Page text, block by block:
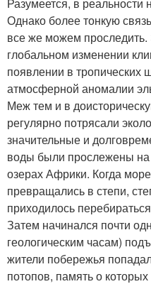
Однако более тонкую
все же можем проследить.
глобальном изменении
появлении в тропических
атмосферной аномалии
Меж тем и в
регулярно потрясали
значительные и
воды были прослежены на
озерах Африки. Когда
превращались в степи,
приходилось
Затем начинался почти
геологическим часам)
жители побережья
потопов, память о